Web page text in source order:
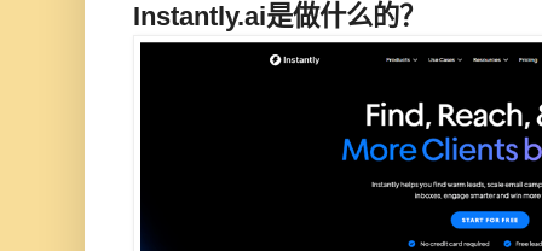
Instantly.ai是做什么的？